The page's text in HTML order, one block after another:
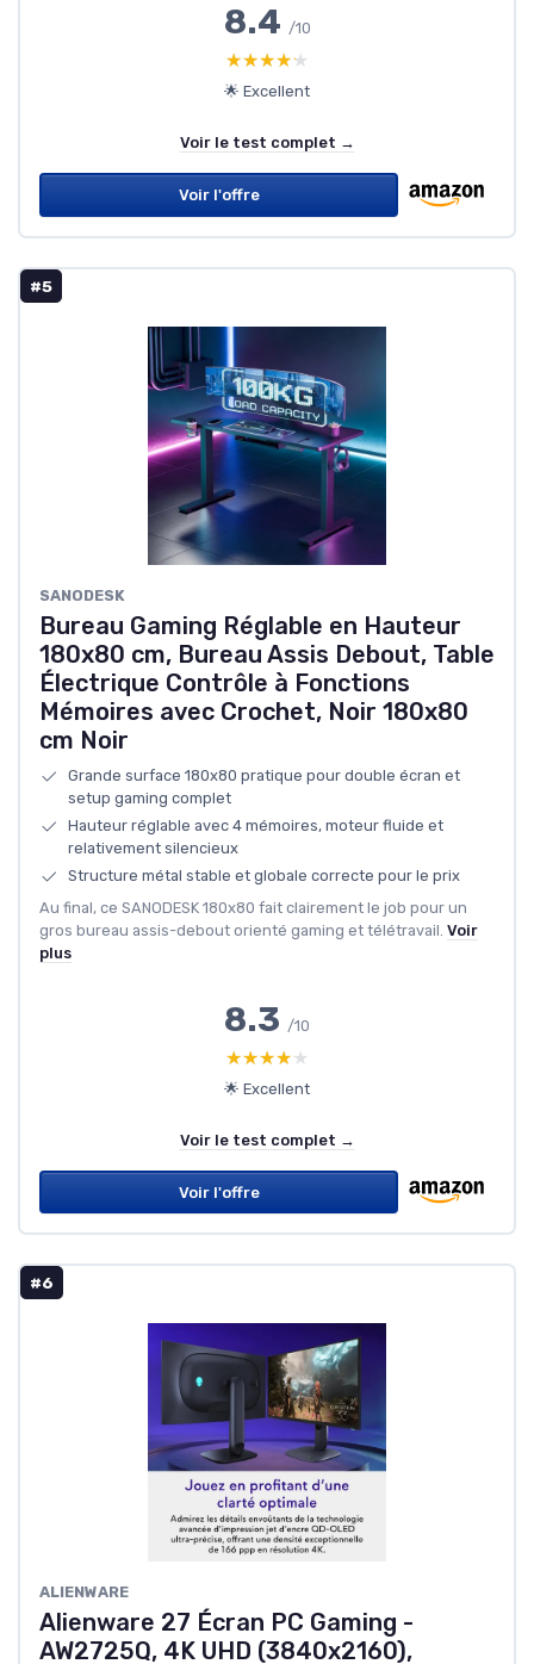
8.4 /10
★★★★★
★★★★★
🌟 Excellent
Voir le test complet →
Voir l'offre
#5
SANODESK
Bureau Gaming Réglable en Hauteur
180x80 cm, Bureau Assis Debout, Table
Électrique Contrôle à Fonctions
Mémoires avec Crochet, Noir 180x80
cm Noir
Grande surface 180x80 pratique pour double écran et
setup gaming complet
Hauteur réglable avec 4 mémoires, moteur fluide et
relativement silencieux
Structure métal stable et globale correcte pour le prix
Au final, ce SANODESK 180x80 fait clairement le job pour un
gros bureau assis-debout orienté gaming et télétravail. Voir
plus
8.3 /10
★★★★★
★★★★★
🌟 Excellent
Voir le test complet →
Voir l'offre
#6
ALIENWARE
Alienware 27 Écran PC Gaming -
AW2725Q, 4K UHD (3840x2160),